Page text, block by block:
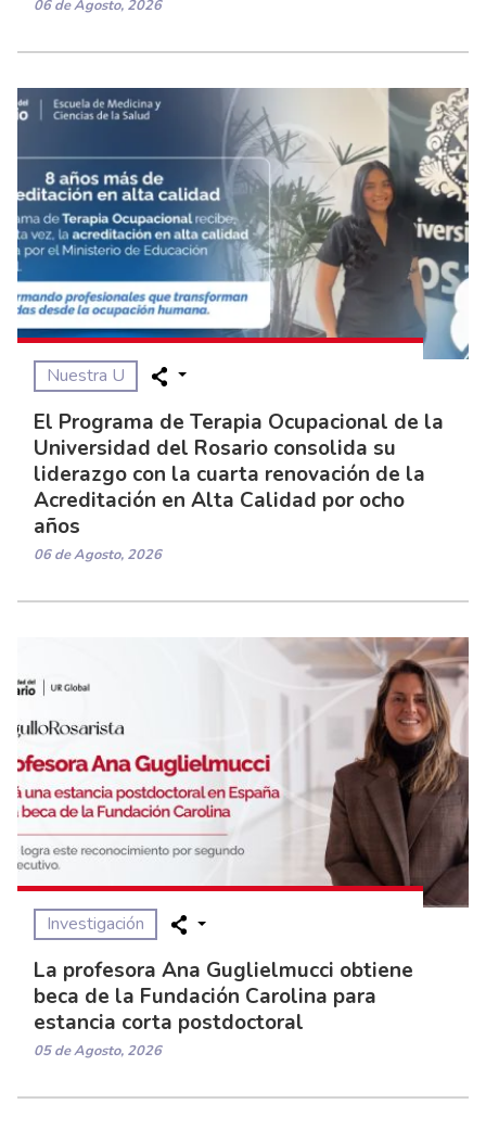
06 de Agosto, 2026
Nuestra U
El Programa de Terapia Ocupacional de la
Universidad del Rosario consolida su
liderazgo con la cuarta renovación de la
Acreditación en Alta Calidad por ocho
años
06 de Agosto, 2026
Investigación
La profesora Ana Guglielmucci obtiene
beca de la Fundación Carolina para
estancia corta postdoctoral
05 de Agosto, 2026